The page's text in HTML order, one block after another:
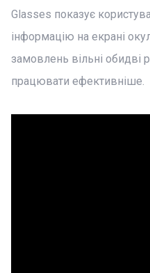
Glasses показує
інформацію на екрані
замовлень вільні обидві
працювати ефективніше.